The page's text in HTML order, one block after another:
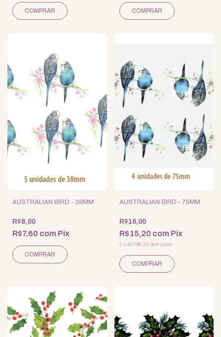
AUSTRALIAN BIRD - 38MM
R$8,00
R$7,60 com Pix
AUSTRALIAN BIRD - 75MM
R$16,00
R$15,20 com Pix
3 xde R$5,33 sem juros